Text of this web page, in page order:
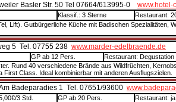
Basler Str. 50 Tel 07664/613995-0 www.hotel-
Klassif.: 3 Sterne Restaurant:
Lift). Gutbürgerliche Küche mit Badischen Spezialitäten,
5 Tel. 07755 238 www.marder-edelbraende.de
GP ab 12 Pers. Restaurant: Degustation
Rund 40 verschiedene Brände aus Wildfrüchten,
Class. Ideal kombinierbar mit anderen Ausflugszielen.
Badeparadies 1 Tel. 07651/93600
3 Std. GP ab 20 Pers. Restaurant: ja